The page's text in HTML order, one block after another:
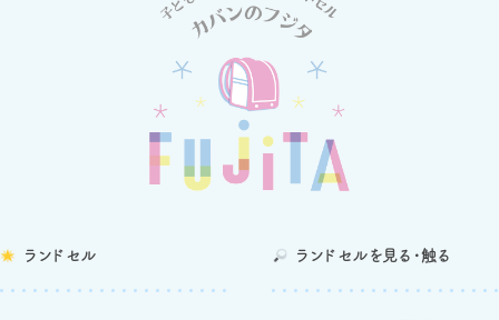
ランドセル ランドセルを 見る・触る